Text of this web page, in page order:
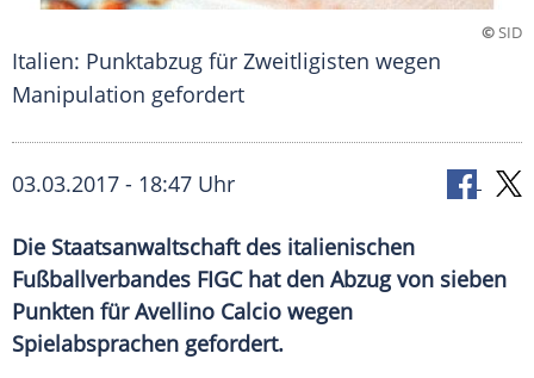
©SID
Italien: Punktabzug für Zweitligisten wegen
Manipulation gefordert
03.03.2017 - 18:47 Uhr
Die Staatsanwaltschaft des italienischen
Fußballverbandes FIGC hat den Abzug von sieben
Punkten für Avellino Calcio wegen
Spielabsprachen gefordert.